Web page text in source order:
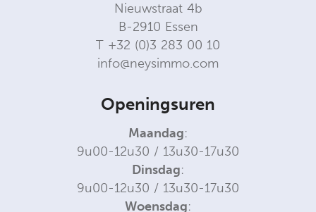
Nieuwstraat 4b
B-2910 Essen
T +32 (0)3 283 00 10
info@neysimmo.com
Openingsuren
Maandag:
9u00-12u30 / 13u30-17u30
Dinsdag:
9u00-12u30 / 13u30-17u30
Woensdag: